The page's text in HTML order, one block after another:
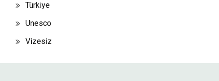
Türkiye
Unesco
Vizesiz